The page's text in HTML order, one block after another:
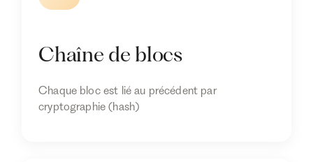
Chaîne de blocs
Chaque bloc est lié au précédent par
cryptographie (hash)